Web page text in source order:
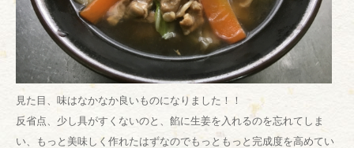
見た目、味はなかなか良いものになりました！！
反省点、少し具がすくないのと、餡に生姜を入れるのを忘れてしま
い、もっと美味しく作れたはずなのでもっともっと完成度を高めてい